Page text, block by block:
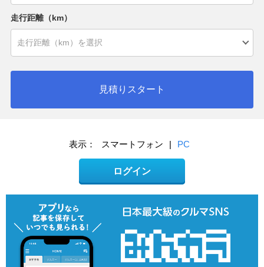
走行距離（km）
見積りスタート
表示： スマートフォン | PC
ログイン